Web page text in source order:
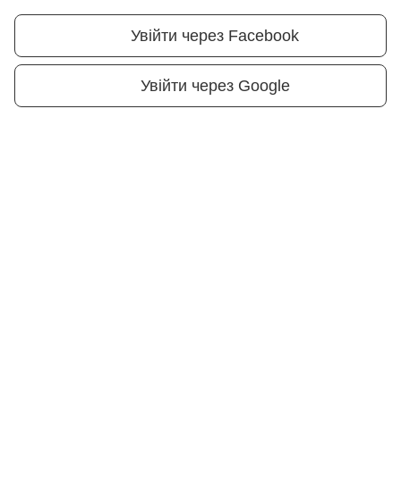
Увійти через Facebook
Увійти через Google